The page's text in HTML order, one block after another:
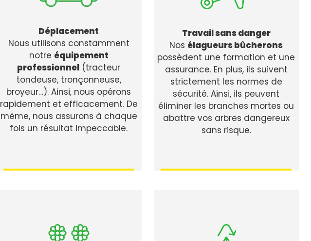
Déplacement
Nous utilisons constamment
notre équipement
professionnel (tracteur
tondeuse, tronçonneuse,
broyeur…). Ainsi, nous opérons
rapidement et efficacement. De
même, nous assurons à chaque
fois un résultat impeccable.
Travail sans danger
Nos élagueurs bûcherons
possèdent une formation et une
assurance. En plus, ils suivent
strictement les normes de
sécurité. Ainsi, ils peuvent
éliminer les branches mortes ou
abattre vos arbres dangereux
sans risque.